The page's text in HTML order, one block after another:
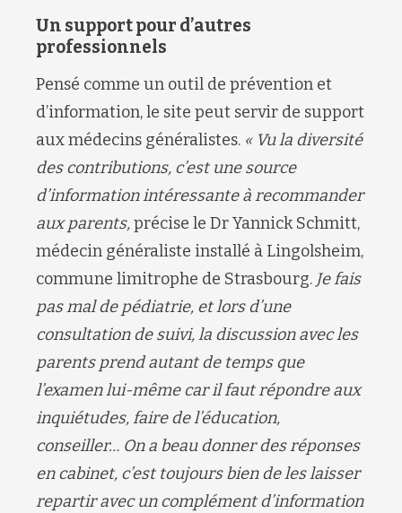
Un support pour d’autres
professionnels
Pensé comme un outil de prévention et
d’information, le site peut servir de support
aux médecins généralistes. « Vu la diversité
des contributions, c’est une source
d’information intéressante à recommander
aux parents,précise le Dr Yannick Schmitt,
médecin généraliste installé à Lingolsheim,
commune limitrophe de Strasbourg. Je fais
pas mal de pédiatrie, et lors d’une
consultation de suivi, la discussion avec les
parents prend autant de temps que
l’examen lui-même car il faut répondre aux
inquiétudes, faire de l’éducation,
conseiller… On a beau donner des réponses
en cabinet, c’est toujours bien de les laisser
repartir avec un complément d’information